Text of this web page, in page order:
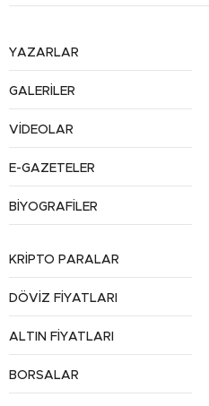
YAZARLAR
GALERİLER
VİDEOLAR
E-GAZETELER
BİYOGRAFİLER
KRİPTO PARALAR
DÖVİZ FİYATLARI
ALTIN FİYATLARI
BORSALAR